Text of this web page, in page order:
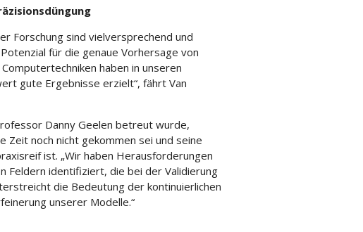
Forschung sind vielversprechend und
für die genaue Vorhersage von
haben in unseren
gute Ergebnisse erzielt“, fährt Van
Danny Geelen betreut wurde,
Zeit noch nicht gekommen sei und seine
ist. „Wir haben Herausforderungen
Feldern identifiziert, die bei der Validierung
die Bedeutung der kontinuierlichen
unserer Modelle.“